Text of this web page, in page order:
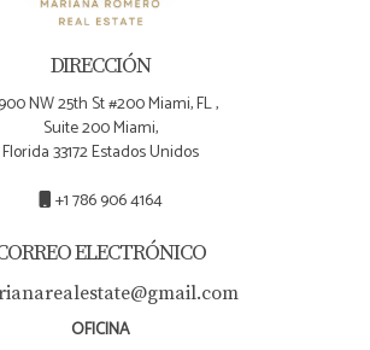
DIRECCIÓN
NW 25th St #200 Miami, FL ,
Suite 200 Miami,
Florida 33172 Estados Unidos
+1 786 906 4164
ELECTRÓNICO
OFICINA